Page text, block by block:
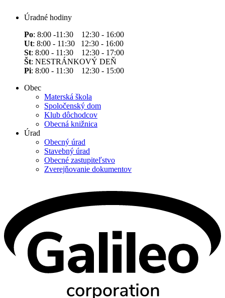
Úradné hodiny
Po: 8:00 -11:30 12:30 - 16:00
Ut: 8:00 - 11:30 12:30 - 16:00
St: 8:00 - 11:30 12:30 - 17:00
Št: NESTRÁNKOVÝ DEŇ
Pi: 8:00 - 11:30 12:30 - 15:00
Obec
Materská škola
Spoločenský dom
Klub dôchodcov
Obecná knižnica
Úrad
Obecný úrad
Stavebný úrad
Obecné zastupiteľstvo
Zverejňovanie dokumentov